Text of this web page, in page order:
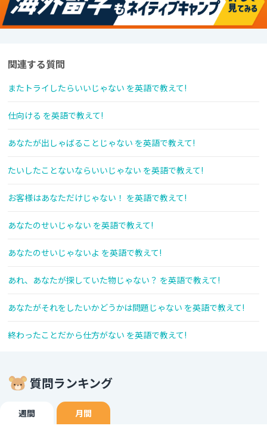
関連する質問
またトライしたらいいじゃない を英語で教えて!
仕向ける を英語で教えて!
あなたが出しゃばることじゃない を英語で教えて!
たいしたことないならいいじゃない を英語で教えて!
お客様はあなただけじゃない！ を英語で教えて!
あなたのせいじゃない を英語で教えて!
あなたのせいじゃないよ を英語で教えて!
あれ、あなたが探していた物じゃない？ を英語で教えて!
あなたがそれをしたいかどうかは問題じゃない を英語で教えて!
終わったことだから仕方がない を英語で教えて!
質問ランキング
週間 月間